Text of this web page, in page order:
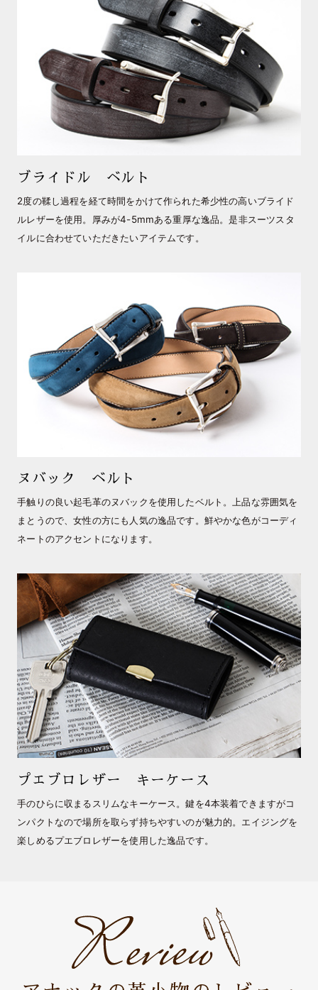
ブライドル ベルト
2度の鞣し過程を経て時間をかけて作られた希少性の高いブライド
ルレザーを使用。厚みが4-5mmある重厚な逸品。是非スーツスタ
イルに合わせていただきたいアイテムです。
ヌバック ベルト
手触りの良い起毛革のヌバックを使用したベルト。上品な雰囲気を
まとうので、女性の方にも人気の逸品です。鮮やかな色がコーディ
ネートのアクセントになります。
プエブロレザー キーケース
手のひらに収まるスリムなキーケース。鍵を4本装着できますがコ
ンパクトなので場所を取らず持ちやすいのが魅力的。エイジングを
楽しめるプエブロレザーを使用した逸品です。